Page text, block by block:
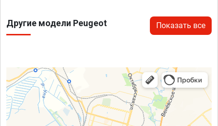
Другие модели Peugeot Показать все